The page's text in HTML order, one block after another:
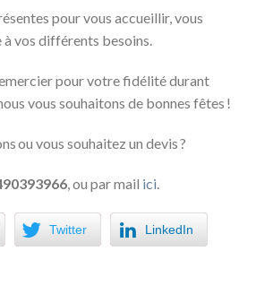
pour vous accueillir, vous
vos différents besoins.
pour votre fidélité durant
vous souhaitons de bonnes fêtes !
ou vous souhaitez un devis ?
,ou par mail ici.
Twitter LinkedIn